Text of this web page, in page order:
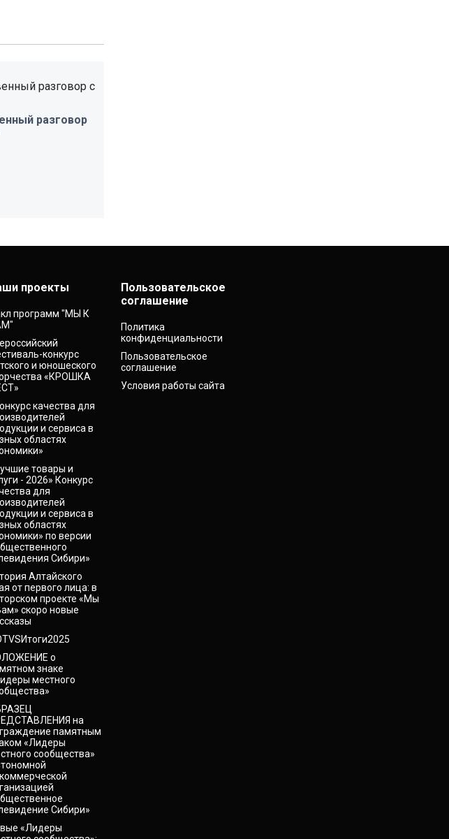
разговор
проекты
программ "МЫ К
конкурс
и юношеского
«КРОШКА
качества для
и сервиса в
областях
товары и
- 2026» Конкурс
для
и сервиса в
областях
по версии
Сибири»
Алтайского
от первого лица: в
проекте «Мы
скоро новые
о
знаке
местного
на
памятным
«Лидеры
сообщества»
Сибири»
«Лидеры
Пользовательское
соглашение
Политика
конфиденциальности
Пользовательское
соглашение
Условия работы сайта